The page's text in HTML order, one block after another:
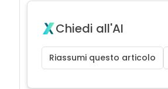
Chiedi all'AI
Riassumi questo articolo